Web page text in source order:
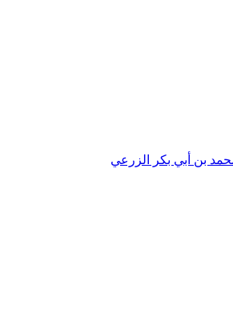
بن أبي بكر الزرعي